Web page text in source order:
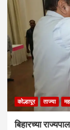
कोल्हापूर ताज्या
बिहारच्या